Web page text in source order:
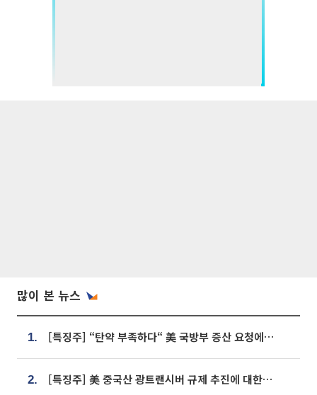
많이 본 뉴스
1. [특징주] “탄약 부족하다“ 美 국방부 증산 요청에⋯국내 방산주 급등세
2. [특징주] 美 중국산 광트랜시버 규제 추진에 대한광통신 등 광통신株 강세